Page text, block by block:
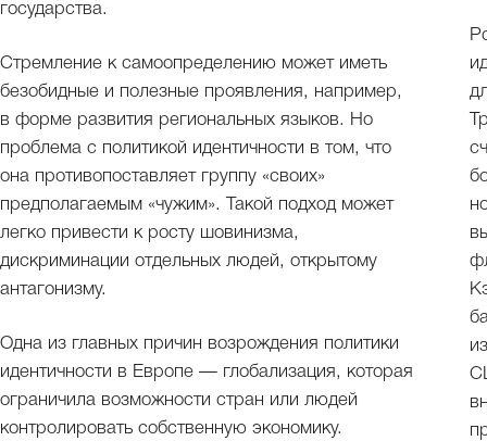
государства.
Стремление к самоопределению может иметь
безобидные и полезные проявления, например,
в форме развития региональных языков. Но
проблема с политикой идентичности в том, что
она противопоставляет группу «своих»
предполагаемым «чужим». Такой подход может
легко привести к росту шовинизма,
дискриминации отдельных людей, открытому
антагонизму.
Одна из главных причин возрождения политики
идентичности в Европе — глобализация, которая
ограничила возможности стран или людей
контролировать собственную экономику.